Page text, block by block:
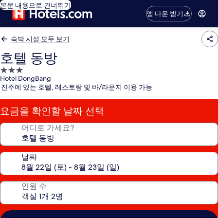
본문 내용으로 건너뛰기
앱 다운 받기
숙박 시설 모두 보기
호텔 동방
3.0
성
급
숙
박
시
Hotel DongBang
진주에 있는 호텔, 레스토랑 및 바/라운지 이용 가능
요금을 확인할 날짜 선택
어디로 가세요?
날짜
인원 수